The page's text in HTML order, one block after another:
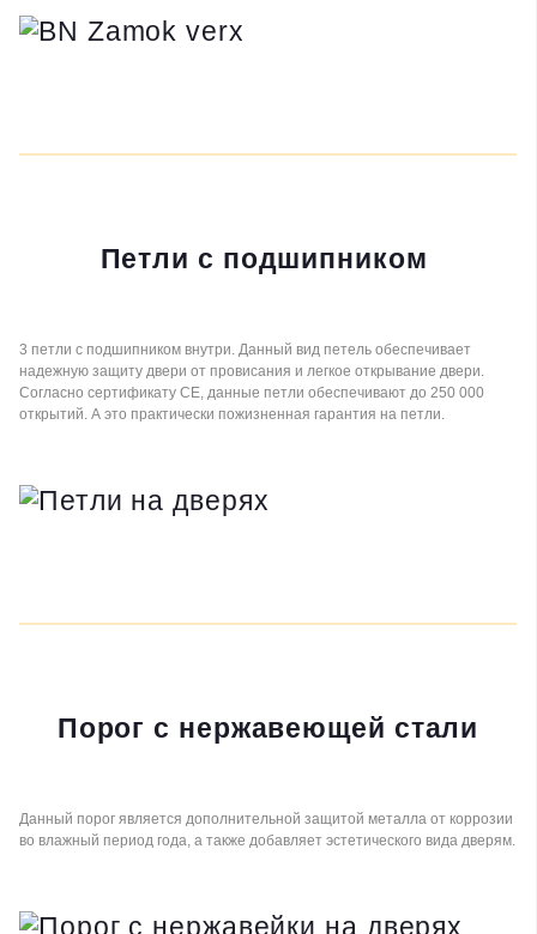
Петли c подшипником
3 петли c подшипником внутри. Данный вид петель обеспечивает
надежную защиту двери от провисания и легкое открывание двери.
Согласно сертификату СЕ, данные петли обеспечивают до 250 000
открытий. А это практически пожизненная гарантия на петли.
Порог с нержавеющей стали
Данный порог является дополнительной защитой металла от коррозии
во влажный период года, а также добавляет эстетического вида дверям.